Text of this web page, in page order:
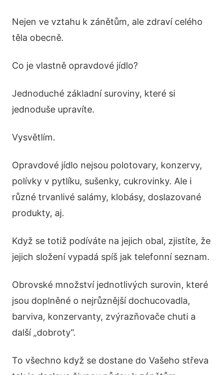
Nejen ve vztahu k zánětům, ale zdraví celého
těla obecně.
Co je vlastně opravdové jídlo?
Jednoduché základní suroviny, které si
jednoduše upravíte.
Vysvětlím.
Opravdové jídlo nejsou polotovary, konzervy,
polívky v pytlíku, sušenky, cukrovinky. Ale i
různé trvanlivé salámy, klobásy, doslazované
produkty, aj.
Když se totiž podíváte na jejich obal, zjistíte, že
jejich složení vypadá spíš jak telefonní seznam.
Obrovské množství jednotlivých surovin, které
jsou doplněné o nejrůznější dochucovadla,
barviva, konzervanty, zvýrazňovače chuti a
další „dobroty“.
To všechno když se dostane do Vašeho střeva